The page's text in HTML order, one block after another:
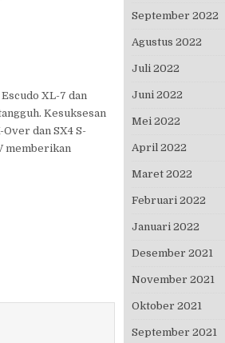
XL-7 dan
Kesuksesan
dan SX4 S-
memberikan
September 2022
Agustus 2022
Juli 2022
Juni 2022
Mei 2022
April 2022
Maret 2022
Februari 2022
Januari 2022
Desember 2021
November 2021
Oktober 2021
September 2021